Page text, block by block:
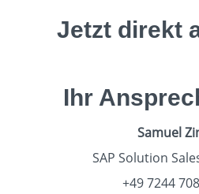
Jetzt direkt
Ihr
Samuel
SAP Solution
+49 7244